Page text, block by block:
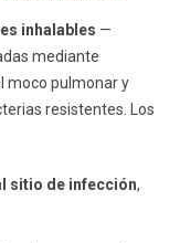
inhalables —
mediante
moco pulmonar y
resistentes. Los
sitio de infección,